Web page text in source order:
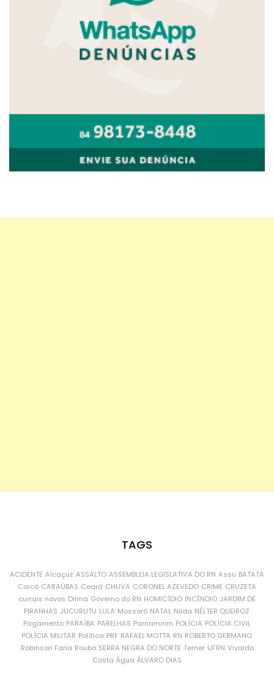
TAGS
ACIDENTE Alcaçuz ASSALTO ASSEMBLEIA LEGISLATIVA DO RN Assu BATATA
Caicó CARAÚBAS Ceará CHUVA CORONEL AZEVEDO CRIME CRUZETA
currais novos Dilma Governo do RN HOMICÍDIO INCÊNDIO JARDIM DE
PIRANHAS JUCURUTU LULA Mossoró NATAL Nilda NÉLTER QUEIROZ
Pagamento PARAÍBA PARELHAS Parnamirim POLÍCIA POLÍCIA CIVIL
POLÍCIA MILITAR Política PRF RAFAEL MOTTA RN ROBERTO GERMANO
Robinson Faria Roubo SERRA NEGRA DO NORTE Temer UFRN Vivaldo
Costa Água ÁLVARO DIAS